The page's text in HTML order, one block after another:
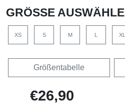
GRÖSSE AUSWÄHLEN
XS S M L XL
Größentabelle
€26,90